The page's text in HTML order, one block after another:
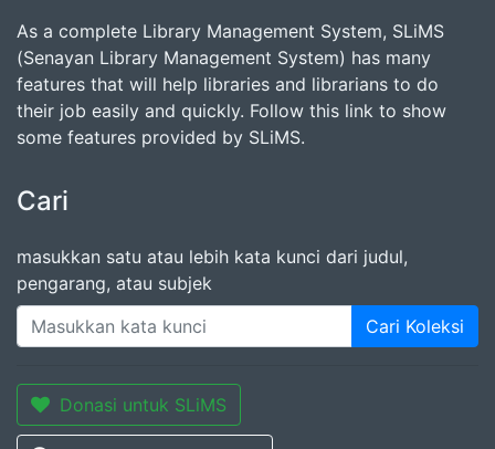
As a complete Library Management System, SLiMS
(Senayan Library Management System) has many
features that will help libraries and librarians to do
their job easily and quickly. Follow this link to show
some features provided by SLiMS.
Cari
masukkan satu atau lebih kata kunci dari judul,
pengarang, atau subjek
Cari Koleksi
Donasi untuk SLiMS